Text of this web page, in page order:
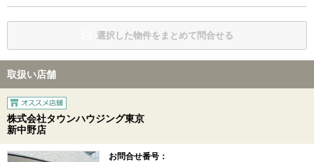
選択した物件をまとめて問合せる
取扱い店舗
株式会社タウンハウジング東京
新中野店
お問合せ番号：